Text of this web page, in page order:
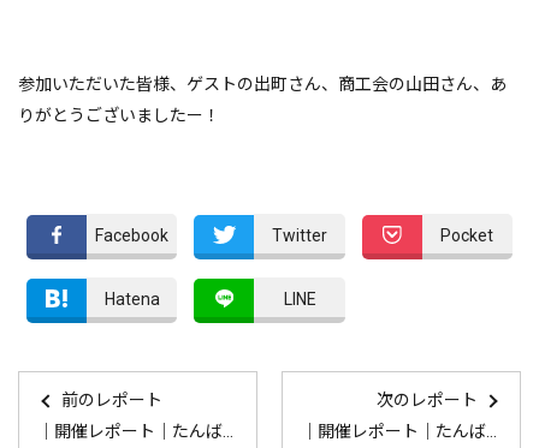
参加いただいた皆様、ゲストの出町さん、商工会の山田さん、あ
りがとうございましたー！
Facebook Twitter Pocket
Hatena LINE
前のレポート
｜開催レポート｜たんば”移充”計画交流会「人をつなぐCOFFEE」
次のレポート
｜開催レポート｜たんば”移充”計画交流会「古民家リノベ体験」